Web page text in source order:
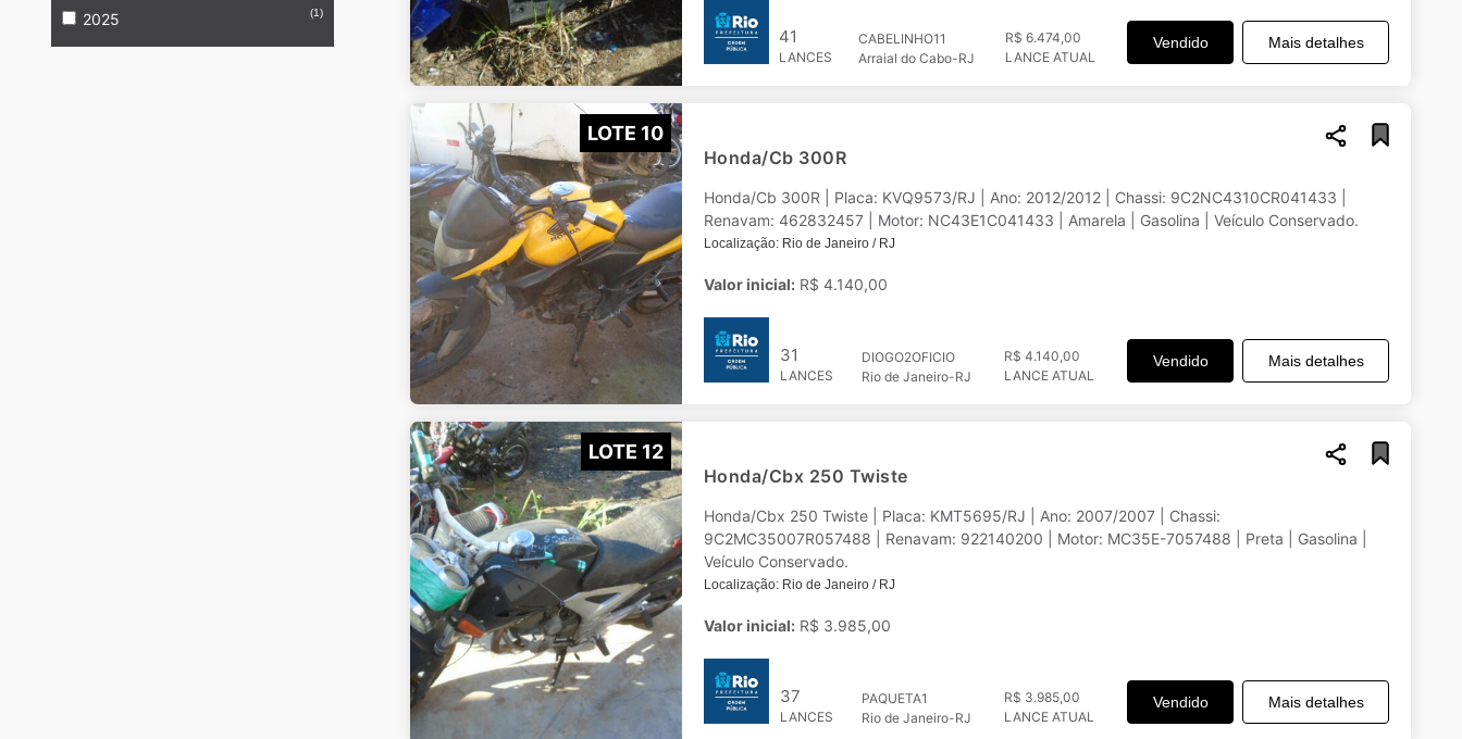
2025 (1)
41
LANCES
CABELINHO11
Arraial do Cabo-RJ
R$ 6.474,00
LANCE ATUAL
Vendido Mais detalhes
LOTE 10
Honda/Cb 300R
Honda/Cb 300R | Placa: KVQ9573/RJ | Ano: 2012/2012 | Chassi: 9C2NC4310CR041433 |
Renavam: 462832457 | Motor: NC43E1C041433 | Amarela | Gasolina | Veículo Conservado.
Localização: Rio de Janeiro / RJ
Valor inicial: R$ 4.140,00
31
LANCES
DIOGO2OFICIO
Rio de Janeiro-RJ
R$ 4.140,00
LANCE ATUAL
Vendido Mais detalhes
LOTE 12
Honda/Cbx 250 Twiste
Honda/Cbx 250 Twiste | Placa: KMT5695/RJ | Ano: 2007/2007 | Chassi:
9C2MC35007R057488 | Renavam: 922140200 | Motor: MC35E-7057488 | Preta | Gasolina |
Veículo Conservado.
Localização: Rio de Janeiro / RJ
Valor inicial: R$ 3.985,00
37
LANCES
PAQUETA1
Rio de Janeiro-RJ
R$ 3.985,00
LANCE ATUAL
Vendido Mais detalhes